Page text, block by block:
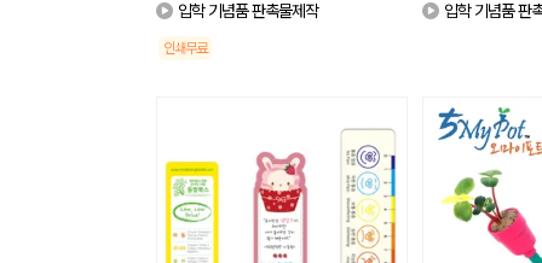
입학 기념품 판촉물제작
인쇄무료
입학 기념품 판